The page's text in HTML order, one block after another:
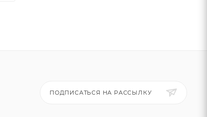
ПОДПИСАТЬСЯ НА РАССЫЛКУ